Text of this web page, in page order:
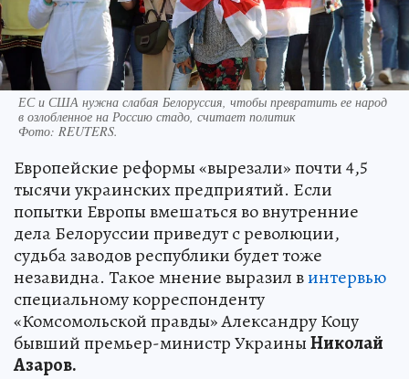
ЕС и США нужна слабая Белоруссия, чтобы превратить ее народ
в озлобленное на Россию стадо, считает политик
Фото: REUTERS.
Европейские реформы «вырезали» почти 4,5
тысячи украинских предприятий. Если
попытки Европы вмешаться во внутренние
дела Белоруссии приведут с революции,
судьба заводов республики будет тоже
незавидна. Такое мнение выразил винтервью
специальному корреспонденту
«Комсомольской правды» Александру Коцу
бывший премьер-министр УкраиныНиколай
Азаров.